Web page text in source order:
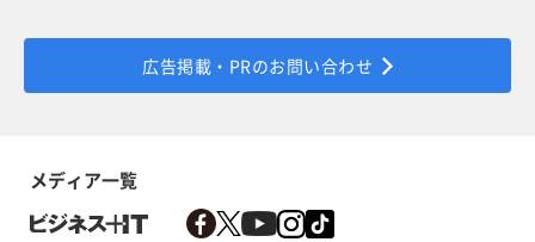
広告掲載・PRのお問い合わせ
メディア一覧